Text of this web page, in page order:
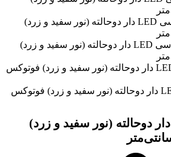
خیمه عکاسی LED دار دوحالته (نور سفید و زرد)